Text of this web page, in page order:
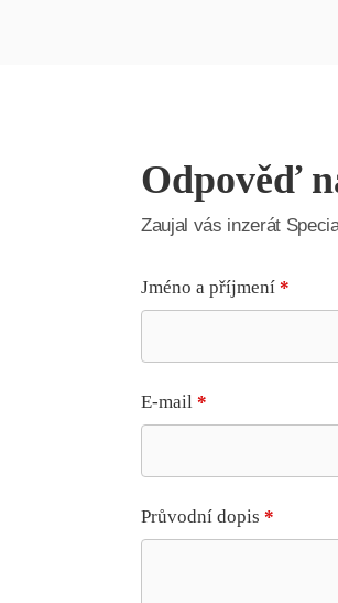
Odpověď
Zaujal vás inzerát
Jméno a příjmení *
E-mail *
Průvodní dopis *